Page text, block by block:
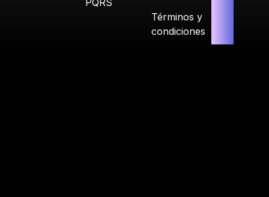
Términos y
condiciones